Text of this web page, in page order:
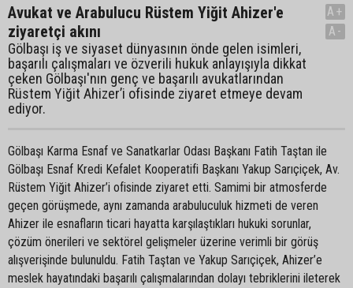
Avukat ve Arabulucu Rüstem Yiğit Ahizer'e
ziyaretçi akını
Gölbaşı iş ve siyaset dünyasının önde gelen isimleri,
başarılı çalışmaları ve özverili hukuk anlayışıyla dikkat
çeken Gölbaşı'nın genç ve başarılı avukatlarından
Rüstem Yiğit Ahizer’i ofisinde ziyaret etmeye devam
ediyor.
A+
A-
Gölbaşı Karma Esnaf ve Sanatkarlar Odası Başkanı Fatih Taştan ile
Gölbaşı Esnaf Kredi Kefalet Kooperatifi Başkanı Yakup Sarıçiçek, Av.
Rüstem Yiğit Ahizer’i ofisinde ziyaret etti. Samimi bir atmosferde
geçen görüşmede, aynı zamanda arabuluculuk hizmeti de veren
Ahizer ile esnafların ticari hayatta karşılaştıkları hukuki sorunlar,
çözüm önerileri ve sektörel gelişmeler üzerine verimli bir görüş
alışverişinde bulunuldu. Fatih Taştan ve Yakup Sarıçiçek, Ahizer’e
meslek hayatındaki başarılı çalışmalarından dolayı tebriklerini ileterek